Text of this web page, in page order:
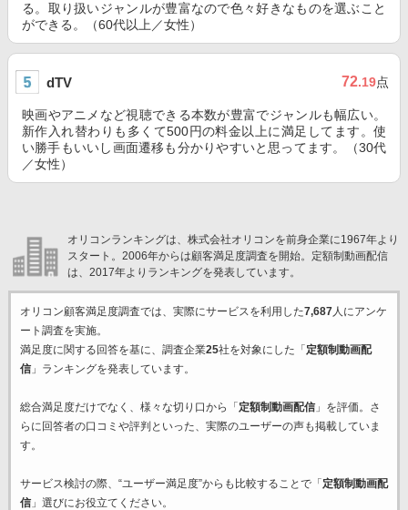
る。取り扱いジャンルが豊富なので色々好きなものを選ぶこと
ができる。（60代以上／女性）
dTV 72.19点
映画やアニメなど視聴できる本数が豊富でジャンルも幅広い。
新作入れ替わりも多くて500円の料金以上に満足してます。使
い勝手もいいし画面遷移も分かりやすいと思ってます。（30代
／女性）
オリコンランキングは、株式会社オリコンを前身企業に1967年より
スタート。2006年からは顧客満足度調査を開始。定額制動画配信
は、2017年よりランキングを発表しています。
オリコン顧客満足度調査では、実際にサービスを利用した7,687人にアンケ
ート調査を実施。
満足度に関する回答を基に、調査企業25社を対象にした「 定額制動画配
信」ランキングを発表しています。
総合満足度だけでなく、様々な切り口から「 定額制動画配信」を評価。さ
らに回答者の口コミや評判といった、実際のユーザーの声も掲載していま
す。
サービス検討の際、“ユーザー満足度”からも比較することで「 定額制動画配
信」選びにお役立てください。